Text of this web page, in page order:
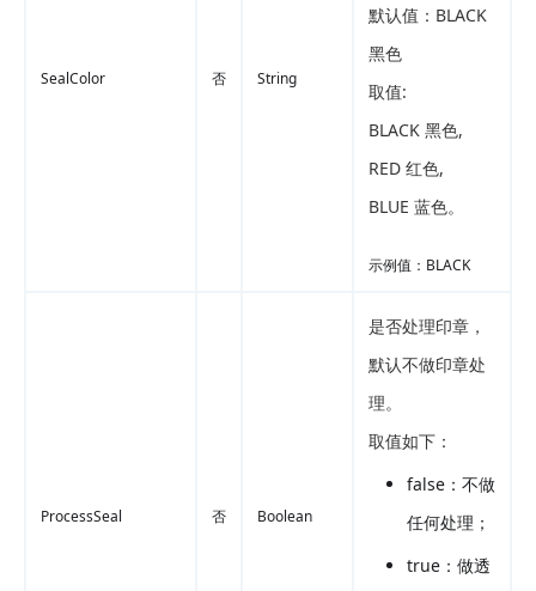
SealColor 否 String
默认值：BLACK
黑色
取值:
BLACK 黑色,
RED 红色,
BLUE 蓝色。
示例值：BLACK
ProcessSeal 否 Boolean
是否处理印章，
默认不做印章处
理。
取值如下：
false：不做
任何处理；
true：做透